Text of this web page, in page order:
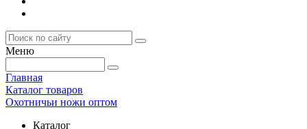
Меню
Главная
Каталог товаров
Охотничьи ножи оптом
Каталог